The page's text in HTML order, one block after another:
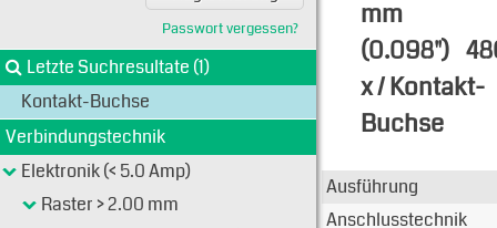
Passwort vergessen?
Letzte Suchresultate (1)
Kontakt-Buchse
Verbindungstechnik
Elektronik (< 5.0 Amp)
Raster > 2.00 mm
mm
(0.098")
x / Kontakt-
Buchse
Typen-
Ausführung
Anschlusstechnik